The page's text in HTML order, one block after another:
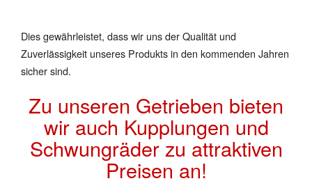
Dies gewährleistet, dass wir uns der Qualität und
Zuverlässigkeit unseres Produkts in den kommenden Jahren
sicher sind.
Zu unseren Getrieben bieten
wir auch Kupplungen und
Schwungräder zu attraktiven
Preisen an!